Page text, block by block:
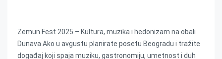
Zemun Fest 2025 – Kultura, muzika i hedonizam na obali
Dunava Ako u avgustu planirate posetu Beogradu i tražite
događaj koji spaja muziku, gastronomiju, umetnost i duh